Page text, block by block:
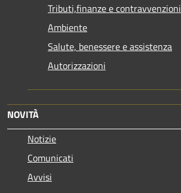
Tributi,finanze e contravvenzioni
Ambiente
Salute, benessere e assistenza
Autorizzazioni
NOVITÀ
Notizie
Comunicati
Avvisi